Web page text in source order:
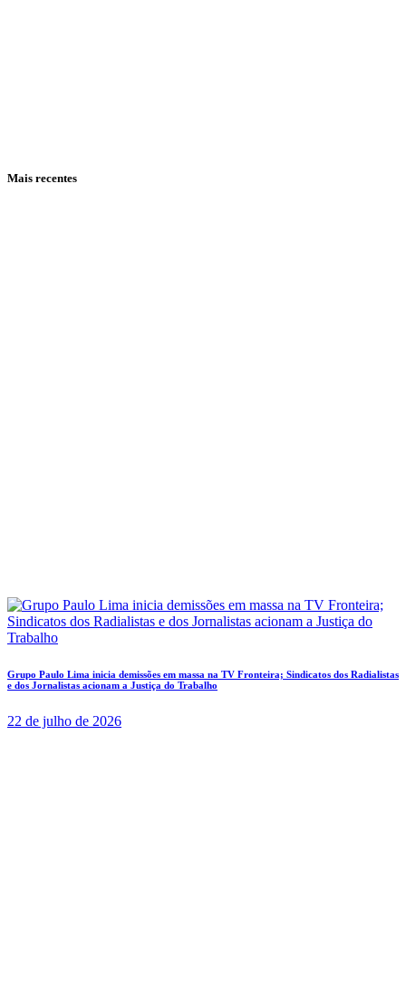
Mais recentes
Grupo Paulo Lima inicia demissões em massa na TV Fronteira; Sindicatos dos Radialistas
e dos Jornalistas acionam a Justiça do Trabalho
22 de julho de 2026